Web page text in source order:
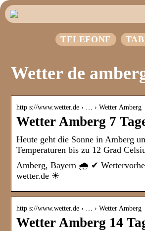
TELEFONE
Wetter de
http s://www.wetter.de › … › Wetter Amberg
Wetter Amberg 7
Heute geht die Sonne in Amberg
Temperaturen bis zu 12 Grad
Amberg, Bayern 🌧️ ✔
wetter.de ☀
http s://www.wetter.de › … › Wetter Amberg
Wetter Amberg 14